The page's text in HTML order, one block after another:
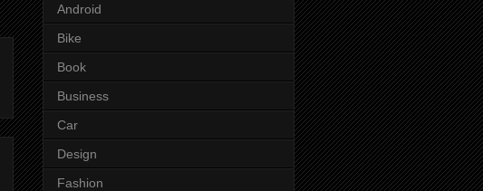
Android
Bike
Book
Business
Car
Design
Fashion